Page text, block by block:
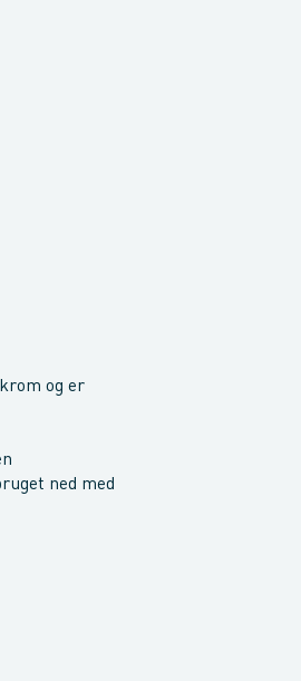
og er
ned med